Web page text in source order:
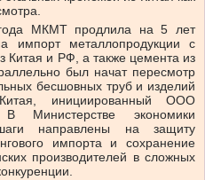
МКМТ продлила на 5 лет
импорт металлопродукции с
Китая и РФ, а также цемента из
был начат пересмотр
бесшовных труб и изделий
инициированный ООО
Министерстве экономики
направлены на защиту
импорта и сохранение
производителей в сложных